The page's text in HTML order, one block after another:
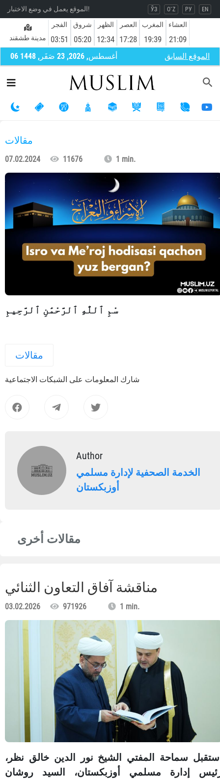
الموقع يعمل في وضع الاختبار! ЎЗ O`Z РУ EN
مدينة طشقند
الفجر
03:51
شروق
05:20
الظهر
12:34
العصر
17:28
المغرب
19:39
العشاء
21:09
06 أغسطس, 2026, 23 صَفَر, 1448 الموقع السابق
مقالات
07.02.2024 11676 1 min.
سْمِ ٱللَّٰهِ ٱلرَّحْمَٰنِ ٱلرَّحِيمِ
مقالات
شارك المعلومات على الشبكات الاجتماعية
Author
الخدمة الصحفية لإدارة مسلمي
أوزبكستان
مقالات أخرى
مناقشة آفاق التعاون الثنائي
03.02.2026 971926 1 min.
سماحة المفتي الشيخ نور الدين خالق نظر،
إدارة مسلمي أوزبكستان، السيد روشان